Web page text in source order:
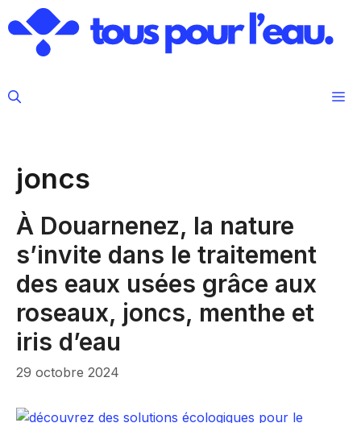
au
contenu
joncs
À Douarnenez, la nature
s’invite dans le traitement
des eaux usées grâce aux
roseaux, joncs, menthe et
iris d’eau
29 octobre 2024